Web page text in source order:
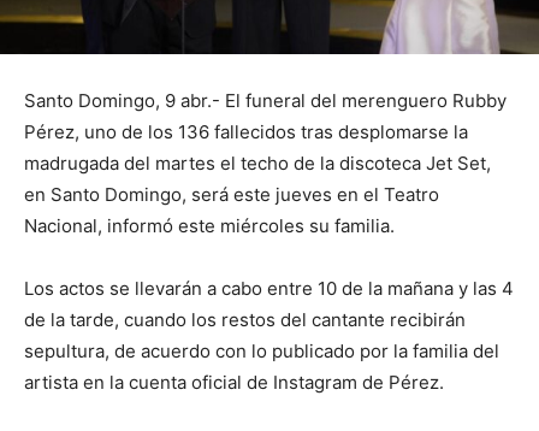
Santo Domingo, 9 abr.- El funeral del merenguero Rubby
Pérez, uno de los 136 fallecidos tras desplomarse la
madrugada del martes el techo de la discoteca Jet Set,
en Santo Domingo, será este jueves en el Teatro
Nacional, informó este miércoles su familia.
Los actos se llevarán a cabo entre 10 de la mañana y las 4
de la tarde, cuando los restos del cantante recibirán
sepultura, de acuerdo con lo publicado por la familia del
artista en la cuenta oficial de Instagram de Pérez.